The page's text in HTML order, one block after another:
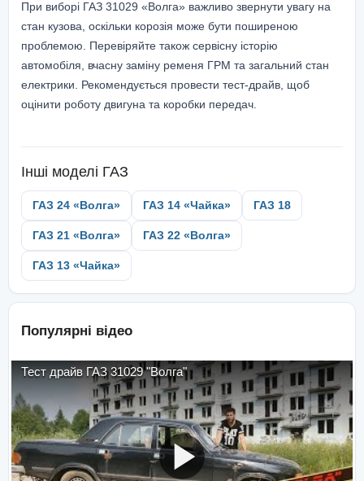
При виборі ГАЗ 31029 «Волга» важливо звернути увагу на
стан кузова, оскільки корозія може бути поширеною
проблемою. Перевіряйте також сервісну історію
автомобіля, вчасну заміну ременя ГРМ та загальний стан
електрики. Рекомендується провести тест-драйв, щоб
оцінити роботу двигуна та коробки передач.
Інші моделі ГАЗ
ГАЗ 24 «Волга» ГАЗ 14 «Чайка» ГАЗ 18
ГАЗ 21 «Волга» ГАЗ 22 «Волга»
ГАЗ 13 «Чайка»
Популярні відео
Тест драйв ГАЗ 31029 "Волга"